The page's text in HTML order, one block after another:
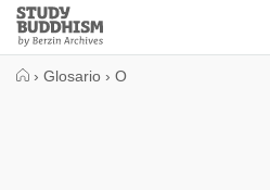
Close
Study
Buddhism
› Glosario › O